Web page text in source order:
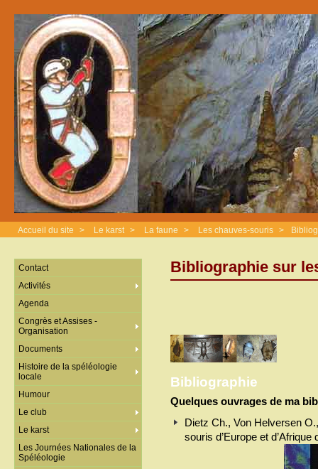
Accueil du site > Le karst > La faune > Les chauves-souris >
Bibliographie sur
Bibliographie
Quelques ouvrages de ma
Dietz Ch., Von Helversen
souris d’Europe et
Contact
Activités
Agenda
Congrès et Assises -
Organisation
Documents
Histoire de la spéléologie
locale
Humour
Le club
Le karst
Les Journées Nationales de la
Spéléologie